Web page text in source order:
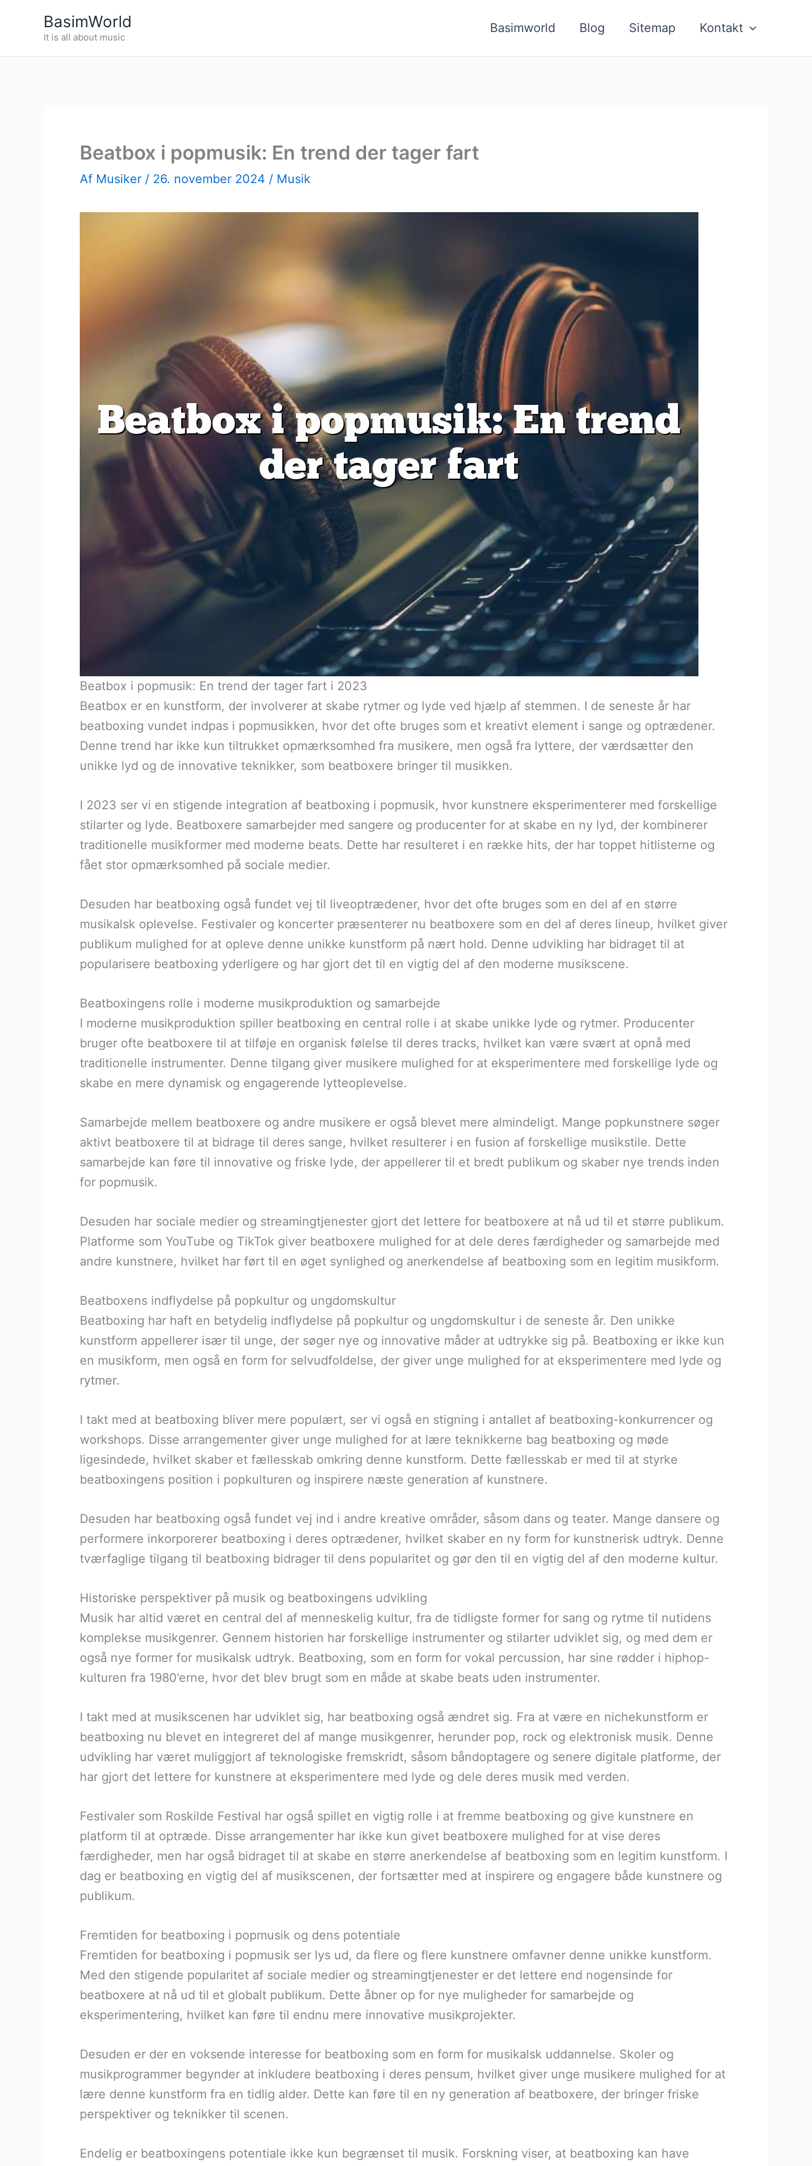
BasimWorld
It is all about music
Basimworld Blog Sitemap Kontakt
Beatbox i popmusik: En trend der tager fart
Af Musiker / 26. november 2024 / Musik
Beatbox i popmusik: En trend der tager fart i 2023
Beatbox er en kunstform, der involverer at skabe rytmer og lyde ved hjælp af stemmen. I de seneste år har
beatboxing vundet indpas i popmusikken, hvor det ofte bruges som et kreativt element i sange og optrædener.
Denne trend har ikke kun tiltrukket opmærksomhed fra musikere, men også fra lyttere, der værdsætter den
unikke lyd og de innovative teknikker, som beatboxere bringer til musikken.
I 2023 ser vi en stigende integration af beatboxing i popmusik, hvor kunstnere eksperimenterer med forskellige
stilarter og lyde. Beatboxere samarbejder med sangere og producenter for at skabe en ny lyd, der kombinerer
traditionelle musikformer med moderne beats. Dette har resulteret i en række hits, der har toppet hitlisterne og
fået stor opmærksomhed på sociale medier.
Desuden har beatboxing også fundet vej til liveoptrædener, hvor det ofte bruges som en del af en større
musikalsk oplevelse. Festivaler og koncerter præsenterer nu beatboxere som en del af deres lineup, hvilket giver
publikum mulighed for at opleve denne unikke kunstform på nært hold. Denne udvikling har bidraget til at
popularisere beatboxing yderligere og har gjort det til en vigtig del af den moderne musikscene.
Beatboxingens rolle i moderne musikproduktion og samarbejde
I moderne musikproduktion spiller beatboxing en central rolle i at skabe unikke lyde og rytmer. Producenter
bruger ofte beatboxere til at tilføje en organisk følelse til deres tracks, hvilket kan være svært at opnå med
traditionelle instrumenter. Denne tilgang giver musikere mulighed for at eksperimentere med forskellige lyde og
skabe en mere dynamisk og engagerende lytteoplevelse.
Samarbejde mellem beatboxere og andre musikere er også blevet mere almindeligt. Mange popkunstnere søger
aktivt beatboxere til at bidrage til deres sange, hvilket resulterer i en fusion af forskellige musikstile. Dette
samarbejde kan føre til innovative og friske lyde, der appellerer til et bredt publikum og skaber nye trends inden
for popmusik.
Desuden har sociale medier og streamingtjenester gjort det lettere for beatboxere at nå ud til et større publikum.
Platforme som YouTube og TikTok giver beatboxere mulighed for at dele deres færdigheder og samarbejde med
andre kunstnere, hvilket har ført til en øget synlighed og anerkendelse af beatboxing som en legitim musikform.
Beatboxens indflydelse på popkultur og ungdomskultur
Beatboxing har haft en betydelig indflydelse på popkultur og ungdomskultur i de seneste år. Den unikke
kunstform appellerer især til unge, der søger nye og innovative måder at udtrykke sig på. Beatboxing er ikke kun
en musikform, men også en form for selvudfoldelse, der giver unge mulighed for at eksperimentere med lyde og
rytmer.
I takt med at beatboxing bliver mere populært, ser vi også en stigning i antallet af beatboxing-konkurrencer og
workshops. Disse arrangementer giver unge mulighed for at lære teknikkerne bag beatboxing og møde
ligesindede, hvilket skaber et fællesskab omkring denne kunstform. Dette fællesskab er med til at styrke
beatboxingens position i popkulturen og inspirere næste generation af kunstnere.
Desuden har beatboxing også fundet vej ind i andre kreative områder, såsom dans og teater. Mange dansere og
performere inkorporerer beatboxing i deres optrædener, hvilket skaber en ny form for kunstnerisk udtryk. Denne
tværfaglige tilgang til beatboxing bidrager til dens popularitet og gør den til en vigtig del af den moderne kultur.
Historiske perspektiver på musik og beatboxingens udvikling
Musik har altid været en central del af menneskelig kultur, fra de tidligste former for sang og rytme til nutidens
komplekse musikgenrer. Gennem historien har forskellige instrumenter og stilarter udviklet sig, og med dem er
også nye former for musikalsk udtryk. Beatboxing, som en form for vokal percussion, har sine rødder i hiphop-
kulturen fra 1980’erne, hvor det blev brugt som en måde at skabe beats uden instrumenter.
I takt med at musikscenen har udviklet sig, har beatboxing også ændret sig. Fra at være en nichekunstform er
beatboxing nu blevet en integreret del af mange musikgenrer, herunder pop, rock og elektronisk musik. Denne
udvikling har været muliggjort af teknologiske fremskridt, såsom båndoptagere og senere digitale platforme, der
har gjort det lettere for kunstnere at eksperimentere med lyde og dele deres musik med verden.
Festivaler som Roskilde Festival har også spillet en vigtig rolle i at fremme beatboxing og give kunstnere en
platform til at optræde. Disse arrangementer har ikke kun givet beatboxere mulighed for at vise deres
færdigheder, men har også bidraget til at skabe en større anerkendelse af beatboxing som en legitim kunstform. I
dag er beatboxing en vigtig del af musikscenen, der fortsætter med at inspirere og engagere både kunstnere og
publikum.
Fremtiden for beatboxing i popmusik og dens potentiale
Fremtiden for beatboxing i popmusik ser lys ud, da flere og flere kunstnere omfavner denne unikke kunstform.
Med den stigende popularitet af sociale medier og streamingtjenester er det lettere end nogensinde for
beatboxere at nå ud til et globalt publikum. Dette åbner op for nye muligheder for samarbejde og
eksperimentering, hvilket kan føre til endnu mere innovative musikprojekter.
Desuden er der en voksende interesse for beatboxing som en form for musikalsk uddannelse. Skoler og
musikprogrammer begynder at inkludere beatboxing i deres pensum, hvilket giver unge musikere mulighed for at
lære denne kunstform fra en tidlig alder. Dette kan føre til en ny generation af beatboxere, der bringer friske
perspektiver og teknikker til scenen.
Endelig er beatboxingens potentiale ikke kun begrænset til musik. Forskning viser, at beatboxing kan have